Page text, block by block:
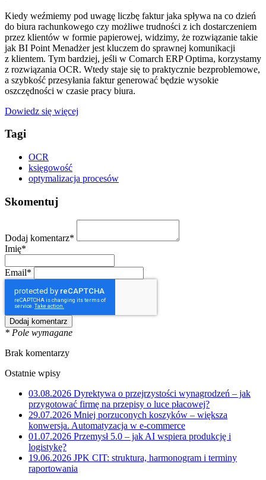
Kiedy weźmiemy pod uwagę liczbę faktur jaka spływa na co dzień
do biura rachunkowego czy możliwe trudności z ich dostarczeniem
przez klientów w formie papierowej, widzimy, że rozwiązanie takie
jak BI Point Menadżer jest kluczem do sprawnej komunikacji
z klientem. Tym bardziej, jeśli w Comarch ERP Optima, korzystamy
z rozwiązania OCR. Wtedy staje się to praktycznie bezproblemowe,
a szybkość przesyłania faktur generować będzie wysokie
oszczędności w czasie pracy biura.
Dowiedz się więcej
Tagi
OCR
księgowość
optymalizacja procesów
Skomentuj
Dodaj komentarz*
Imię*
Email*
* Pole wymagane
Brak komentarzy
Ostatnie wpisy
03.08.2026 Dyrektywa o przejrzystości wynagrodzeń – jak
przygotować firmę na przepisy o luce płacowej?
29.07.2026 Mniej porzuconych koszyków – większa
konwersja. Automatyzacja w e-commerce
01.07.2026 Przemysł 5.0 – jak AI wspiera produkcję i
logistykę?
19.06.2026 JPK CIT: struktura, harmonogram i terminy
raportowania